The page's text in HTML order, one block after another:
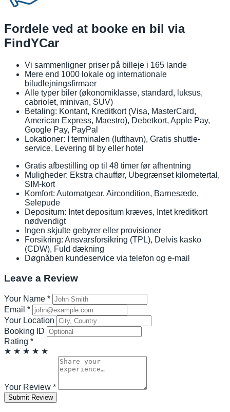
Fordele ved at booke en bil via
FindYCar
Vi sammenligner priser på billeje i 165 lande
Mere end 1000 lokale og internationale
biludlejningsfirmaer
Alle typer biler (økonomiklasse, standard, luksus,
cabriolet, minivan, SUV)
Betaling: Kontant, Kreditkort (Visa, MasterCard,
American Express, Maestro), Debetkort, Apple Pay,
Google Pay, PayPal
Lokationer: I terminalen (lufthavn), Gratis shuttle-
service, Levering til by eller hotel
Gratis afbestilling op til 48 timer før afhentning
Muligheder: Ekstra chauffør, Ubegrænset kilometertal,
SIM-kort
Komfort: Automatgear, Aircondition, Barnesæde,
Selepude
Depositum: Intet depositum kræves, Intet kreditkort
nødvendigt
Ingen skjulte gebyrer eller provisioner
Forsikring: Ansvarsforsikring (TPL), Delvis kasko
(CDW), Fuld dækning
Døgnåben kundeservice via telefon og e-mail
Leave a Review
Your Name *
Email *
Your Location
Booking ID
Rating *
★ ★ ★ ★ ★
Your Review *
Submit Review